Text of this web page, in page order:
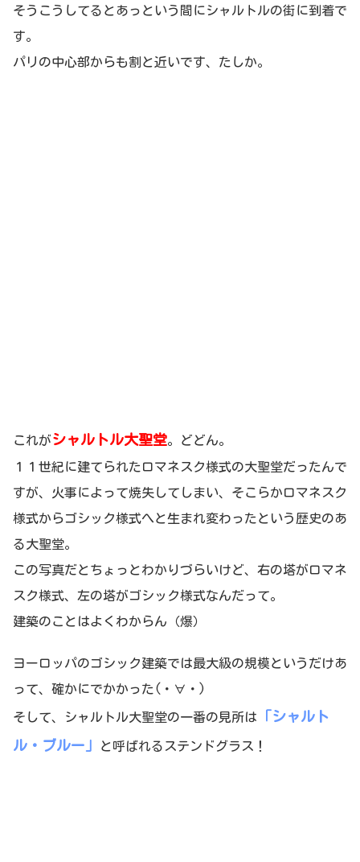
そうこうしてるとあっという間にシャルトルの街に到着で
す。
パリの中心部からも割と近いです、たしか。
これがシャルトル大聖堂。どどん。
１１世紀に建てられたロマネスク様式の大聖堂だったんで
すが、火事によって焼失してしまい、そこらかロマネスク
様式からゴシック様式へと生まれ変わったという歴史のあ
る大聖堂。
この写真だとちょっとわかりづらいけど、右の塔がロマネ
スク様式、左の塔がゴシック様式なんだって。
建築のことはよくわからん（爆）
ヨーロッパのゴシック建築では最大級の規模というだけあ
って、確かにでかかった(・∀・)
そして、シャルトル大聖堂の一番の見所は
「シャルト
ル・ブルー」
と呼ばれるステンドグラス！